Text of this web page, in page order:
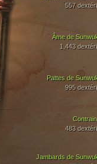
Âme de
1,443
Pattes de
995
557
Jambards de
483